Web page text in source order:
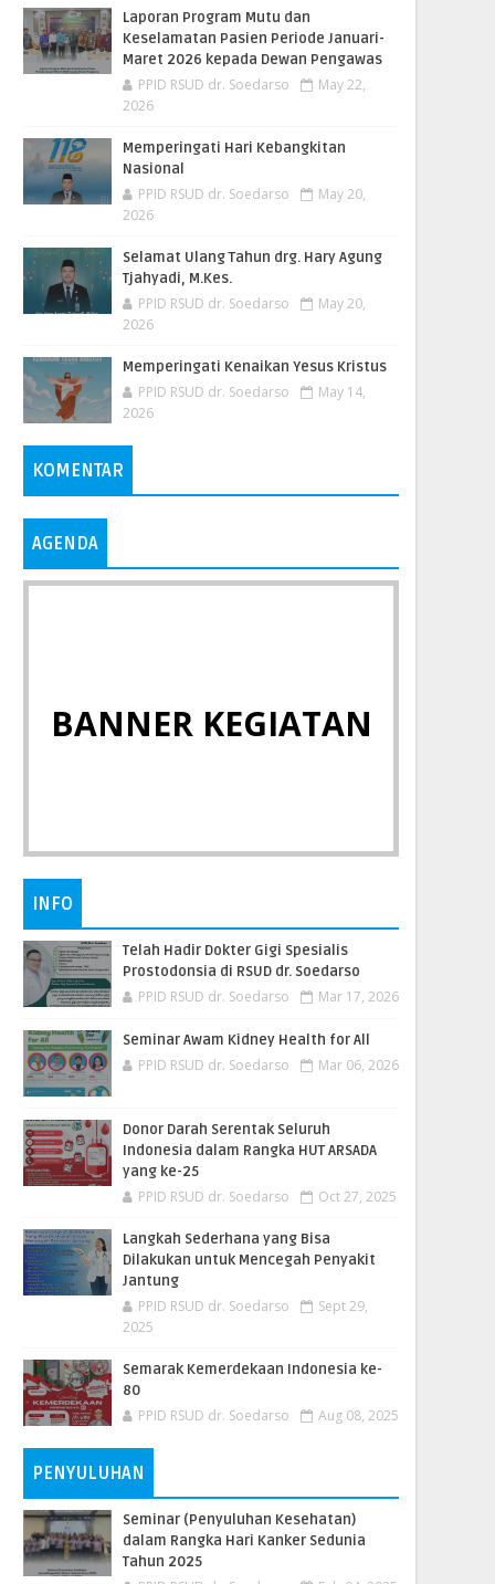
Laporan Program Mutu dan
Keselamatan Pasien Periode Januari-
Maret 2026 kepada Dewan Pengawas
PPID RSUD dr. Soedarso
May 22,
2026
Memperingati Hari Kebangkitan
Nasional
PPID RSUD dr. Soedarso
May 20,
2026
Selamat Ulang Tahun drg. Hary Agung
Tjahyadi, M.Kes.
PPID RSUD dr. Soedarso
May 20,
2026
Memperingati Kenaikan Yesus Kristus
PPID RSUD dr. Soedarso
May 14,
2026
KOMENTAR
AGENDA
BANNER KEGIATAN
INFO
Telah Hadir Dokter Gigi Spesialis
Prostodonsia di RSUD dr. Soedarso
PPID RSUD dr. Soedarso Mar 17, 2026
Seminar Awam Kidney Health for All
PPID RSUD dr. Soedarso Mar 06, 2026
Donor Darah Serentak Seluruh
Indonesia dalam Rangka HUT ARSADA
yang ke-25
PPID RSUD dr. Soedarso Oct 27, 2025
Langkah Sederhana yang Bisa
Dilakukan untuk Mencegah Penyakit
Jantung
PPID RSUD dr. Soedarso
Sept 29,
2025
Semarak Kemerdekaan Indonesia ke-
80
PPID RSUD dr. Soedarso Aug 08, 2025
PENYULUHAN
Seminar (Penyuluhan Kesehatan)
dalam Rangka Hari Kanker Sedunia
Tahun 2025